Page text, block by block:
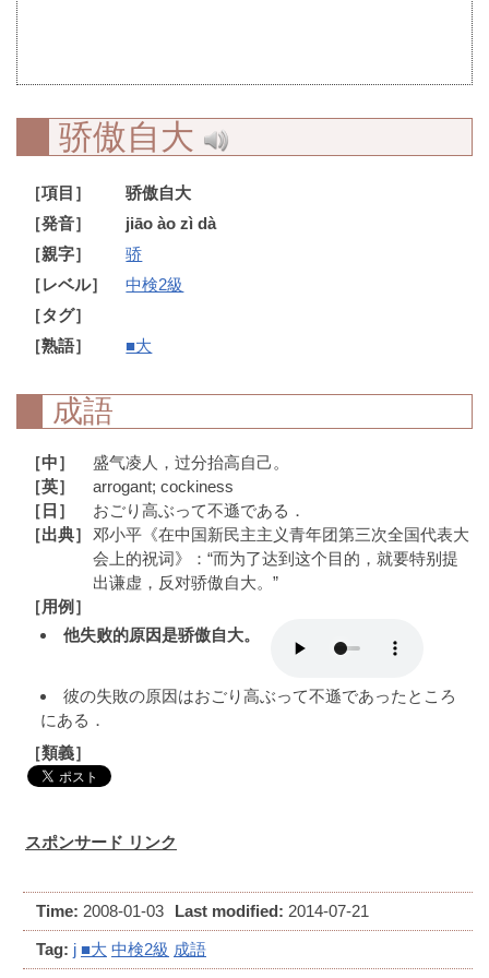
骄傲自大
［項目］
骄傲自大
［発音］
jiāo ào zì dà
［親字］
骄
［レベル］
中検2級
［タグ］
［熟語］
■大
成語
［中］
盛气凌人，过分抬高自己。
［英］
arrogant; cockiness
［日］
おごり高ぶって不遜である．
［出典］
邓小平《在中国新民主主义青年团第三次全国代表大
会上的祝词》：“而为了达到这个目的，就要特别提
出谦虚，反对骄傲自大。”
［用例］
他失败的原因是骄傲自大。
彼の失敗の原因はおごり高ぶって不遜であったところ
にある．
［類義］
スポンサード リンク
Time: 2008-01-03 Last modified: 2014-07-21
Tag: j ■大 中検2級 成語